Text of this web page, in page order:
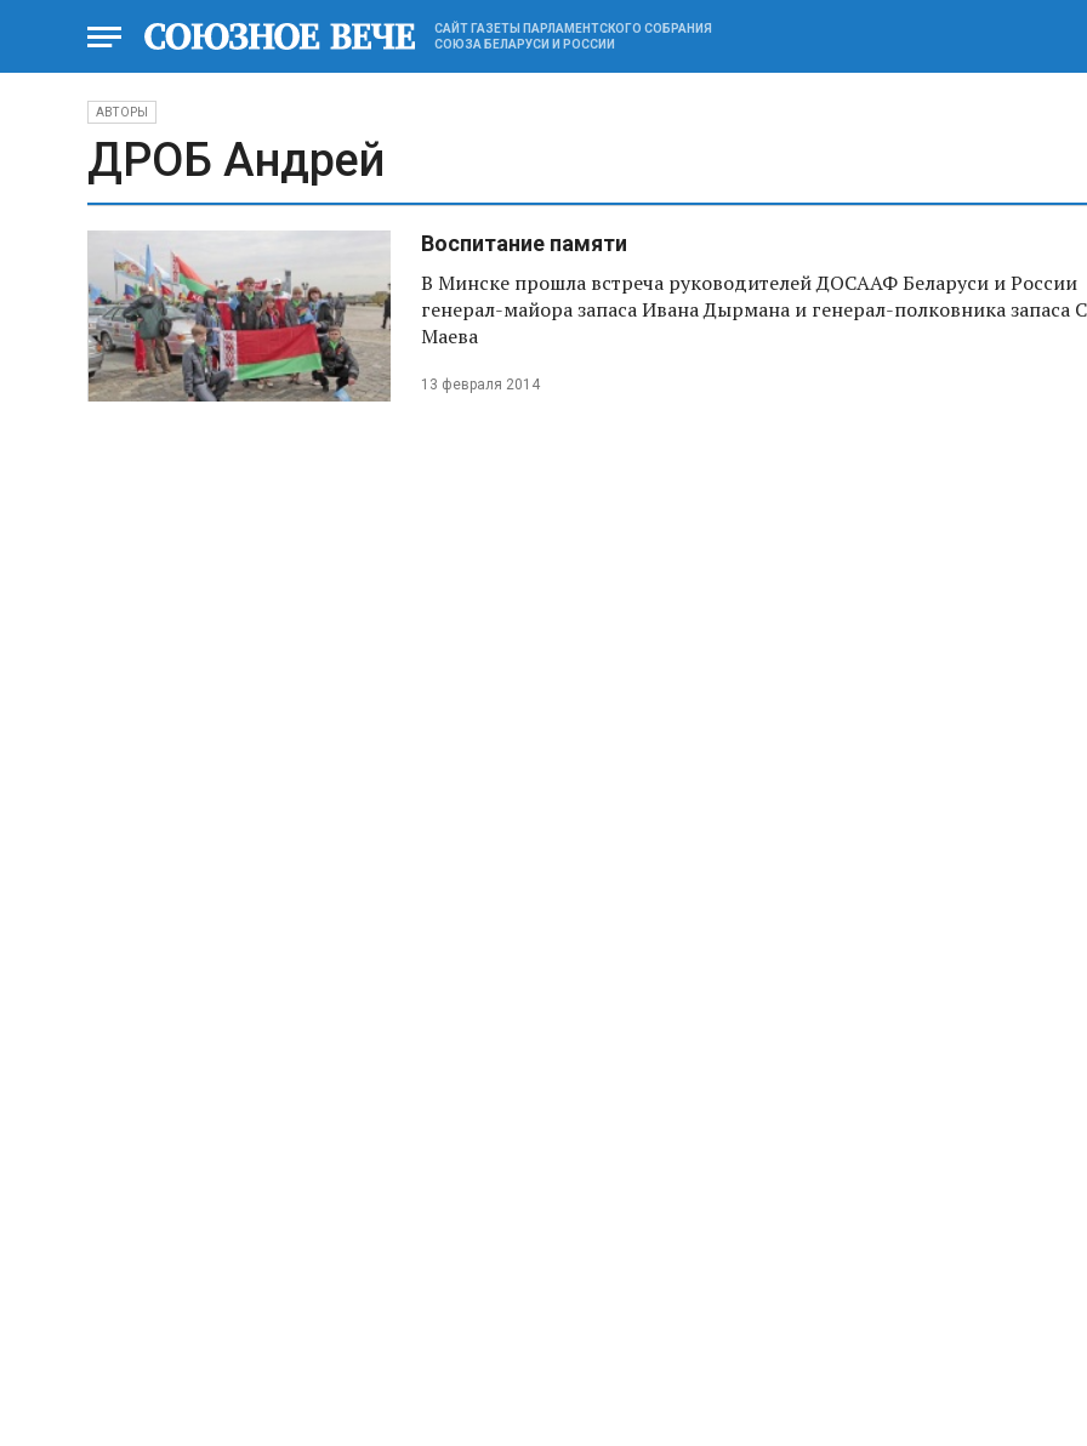
САЙТ ГАЗЕТЫ ПАРЛАМЕНТСКОГО СОБРАНИЯ
СОЮЗА БЕЛАРУСИ И РОССИИ
АВТОРЫ
ДРОБ Андрей
Воспитание памяти
В Минске прошла встреча руководителей ДОСААФ Беларуси и России
генерал-майора запаса Ивана Дырмана и генерал-полковника запаса
Маева
13 февраля 2014